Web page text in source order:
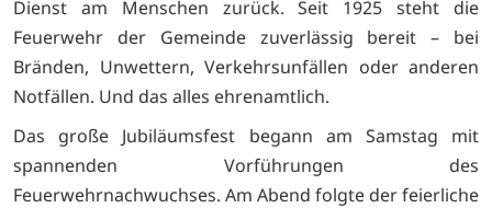
Dienst am Menschen zurück. Seit 1925 steht die
Feuerwehr der Gemeinde zuverlässig bereit – bei
Bränden, Unwettern, Verkehrsunfällen oder anderen
Notfällen. Und das alles ehrenamtlich.
Das große Jubiläumsfest begann am Samstag mit
spannenden Vorführungen des
Feuerwehrnachwuchses. Am Abend folgte der feierliche